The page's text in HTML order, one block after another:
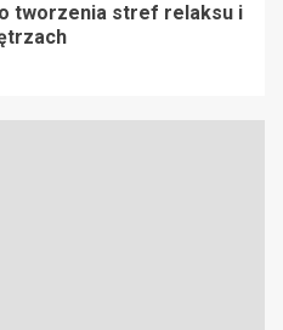
tworzenia stref relaksu i